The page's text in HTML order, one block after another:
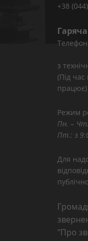
+38
Гаряча
0
з
(Під час
працює)
Режим
Пн. –
Пт.: з
Для
"Про